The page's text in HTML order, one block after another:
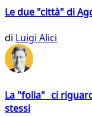
Le due "città" di
di Luigi Alici
La "folla" ci
stessi